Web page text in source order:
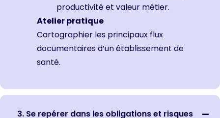
productivité et valeur métier.
Atelier pratique
Cartographier les principaux flux
documentaires d’un établissement de
santé.
3. Se repérer dans les obligations et risques